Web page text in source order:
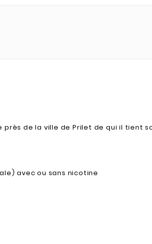
près de la ville de Prilet de qui il tient
avec ou sans nicotine